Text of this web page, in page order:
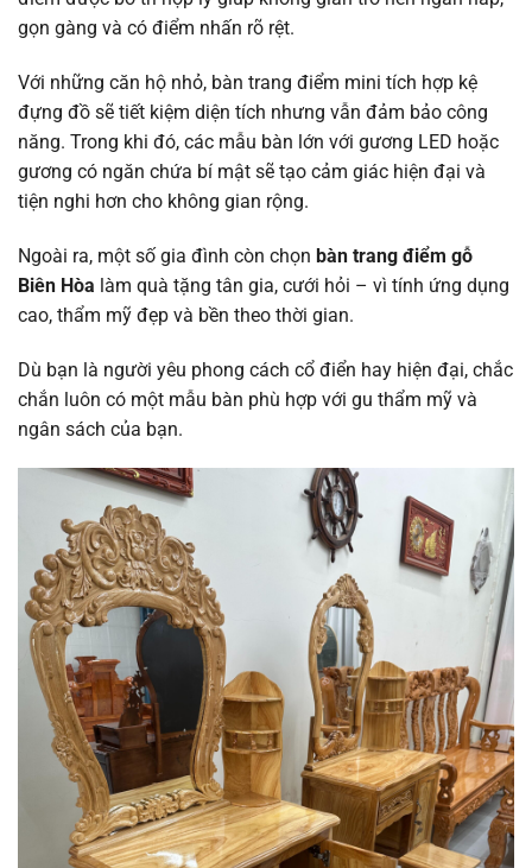
gọn gàng và có điểm nhấn rõ rệt.
Với những căn hộ nhỏ, bàn trang điểm mini tích hợp kệ
đựng đồ sẽ tiết kiệm diện tích nhưng vẫn đảm bảo công
năng. Trong khi đó, các mẫu bàn lớn với gương LED hoặc
gương có ngăn chứa bí mật sẽ tạo cảm giác hiện đại và
tiện nghi hơn cho không gian rộng.
Ngoài ra, một số gia đình còn chọn bàn trang điểm gỗ
Biên Hòa làm quà tặng tân gia, cưới hỏi – vì tính ứng dụng
cao, thẩm mỹ đẹp và bền theo thời gian.
Dù bạn là người yêu phong cách cổ điển hay hiện đại, chắc
chắn luôn có một mẫu bàn phù hợp với gu thẩm mỹ và
ngân sách của bạn.